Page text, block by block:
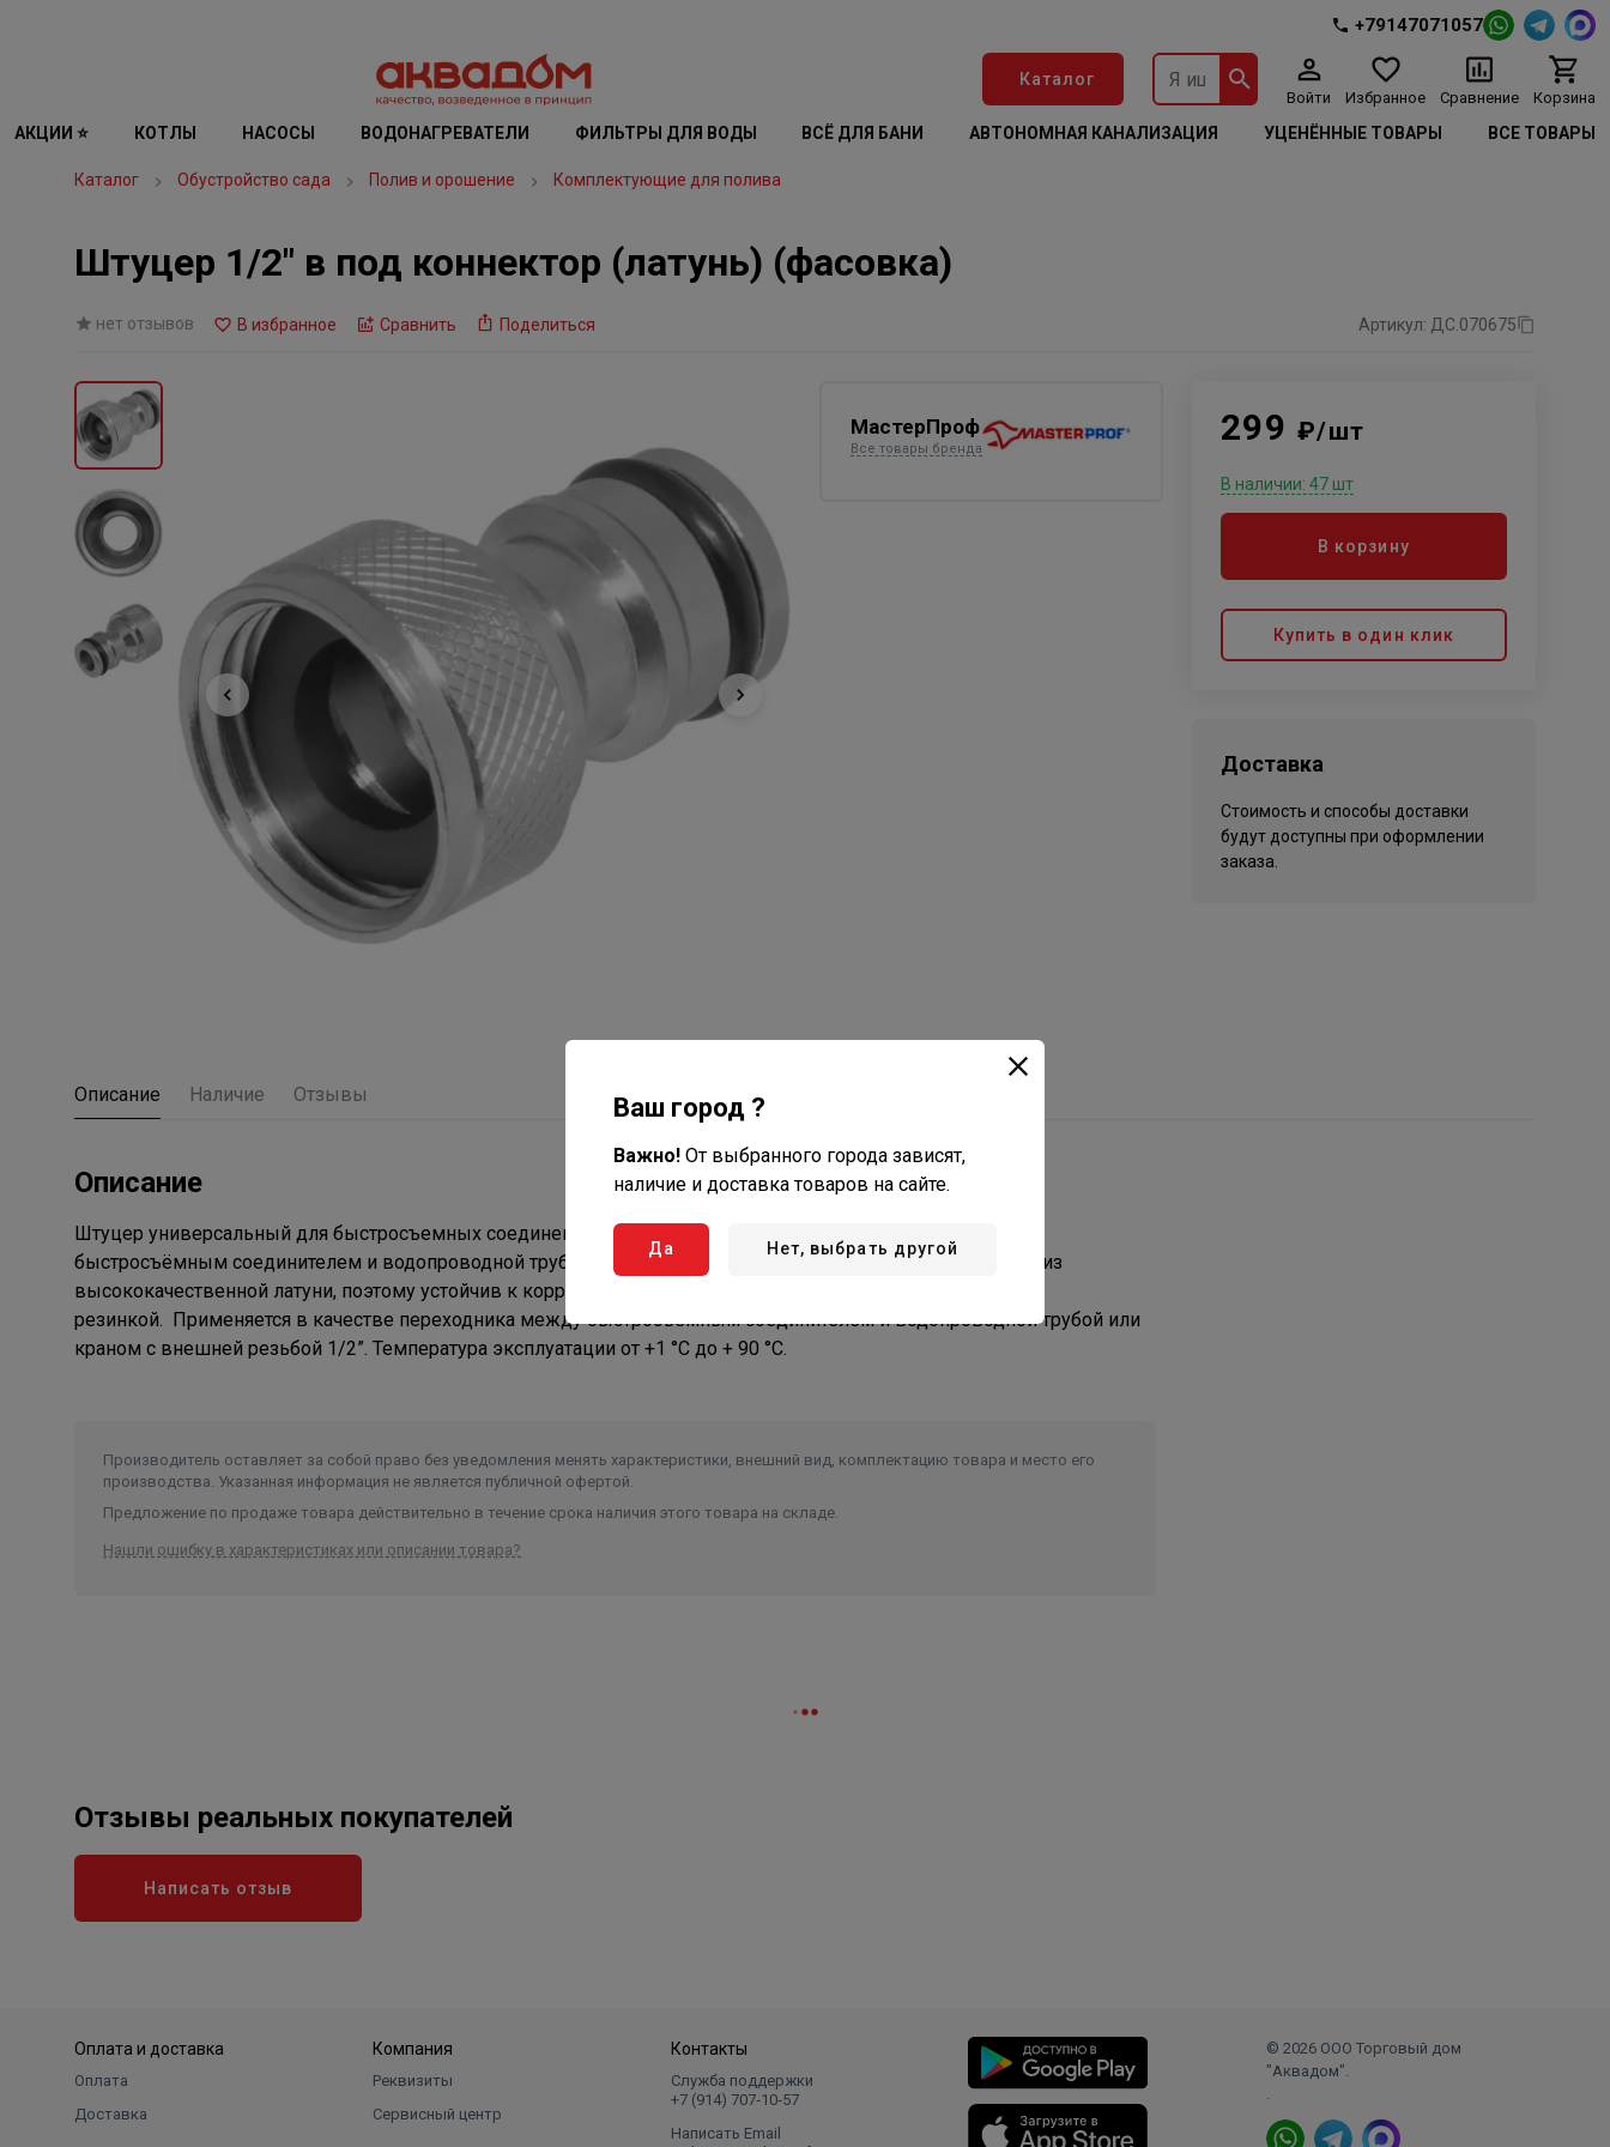
+79147071057
Каталог
Войти Избранное Сравнение Корзина
АКЦИИ ⭐ КОТЛЫ НАСОСЫ ВОДОНАГРЕВАТЕЛИ ФИЛЬТРЫ ДЛЯ ВОДЫ ВСЁ ДЛЯ БАНИ АВТОНОМНАЯ КАНАЛИЗАЦИЯ УЦЕНЁННЫЕ ТОВАРЫ ВСЕ ТОВАРЫ
Каталог Обустройство сада Полив и орошение Комплектующие для полива
Штуцер 1/2" в под коннектор (латунь) (фасовка)
нет отзывов В избранное Сравнить Поделиться Артикул: ДС.070675
МастерПроф
Все товары бренда
299 ₽/шт
В наличии: 47 шт
В корзину
Купить в один клик
Доставка
Стоимость и способы доставки
будут доступны при оформлении
заказа.
Описание Наличие Отзывы
Описание
Штуцер универсальный для быстросъемных соединений применяется в качестве переходника между
быстросъёмным соединителем и водопроводной трубой или краном с внешней резьбой 3/4”. Изготовлен из
высококачественной латуни, поэтому устойчив к коррозии и долговечен. В комплекте с уплотнительной
резинкой. Применяется в качестве переходника между быстросъёмным соединителем и водопроводной трубой или
краном с внешней резьбой 1/2”. Температура эксплуатации от +1 °С до + 90 °С.
Производитель оставляет за собой право без уведомления менять характеристики, внешний вид, комплектацию товара и место его
производства. Указанная информация не является публичной офертой.
Предложение по продаже товара действительно в течение срока наличия этого товара на складе.
Нашли ошибку в характеристиках или описании товара?
Отзывы реальных покупателей
Написать отзыв
Оплата и доставка
Оплата
Доставка
Компания
Реквизиты
Сервисный центр
Контакты
Служба поддержки
+7 (914) 707‑10‑57
Написать Email
© 2026 ООО Торговый дом
"Аквадом".
.
Ваш город ?
Важно! От выбранного города зависят,
наличие и доставка товаров на сайте.
Да Нет, выбрать другой